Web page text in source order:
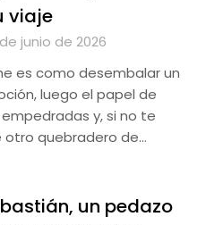
viaje
junio de 2026
es como desembalar un
luego el papel de
y, si no te
otro quebradero de…
un pedazo